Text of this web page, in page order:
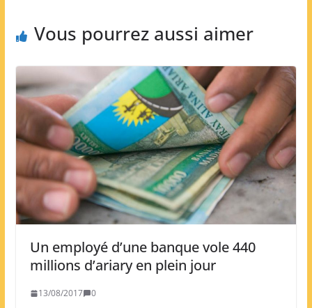
Vous pourrez aussi aimer
Un employé d’une banque vole 440
millions d’ariary en plein jour
13/08/2017 0